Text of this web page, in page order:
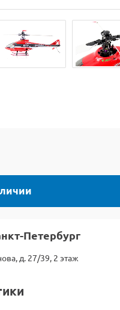
Петербург
д. 27/39, 2 этаж